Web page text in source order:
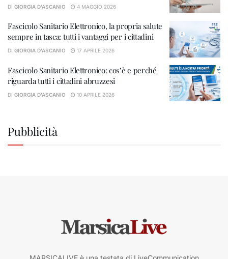
DI GIORGIA D'ASCANIO 4 MAGGIO 2026
Fascicolo Sanitario Elettronico, la propria salute
sempre in tasca: tutti i vantaggi per i cittadini
DI GIORGIA D'ASCANIO 17 APRILE 2026
Fascicolo Sanitario Elettronico: cos’è e perché
riguarda tutti i cittadini abruzzesi
DI GIORGIA D'ASCANIO 10 APRILE 2026
Pubblicità